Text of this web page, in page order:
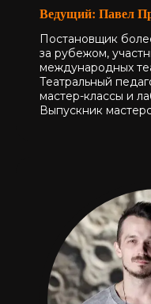
Ведущий: Павел
Постановщик
за рубежом,
международных
Театральный
мастер-классы и
Выпускник
Калашный